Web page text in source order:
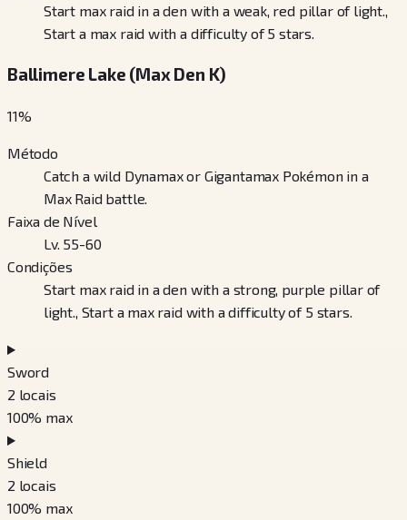
Start max raid in a den with a weak, red pillar of light.,
Start a max raid with a difficulty of 5 stars.
Ballimere Lake (Max Den K)
11%
Método
Catch a wild Dynamax or Gigantamax Pokémon in a
Max Raid battle.
Faixa de Nível
Lv. 55-60
Condições
Start max raid in a den with a strong, purple pillar of
light., Start a max raid with a difficulty of 5 stars.
Sword
2 locais
100% max
Shield
2 locais
100% max